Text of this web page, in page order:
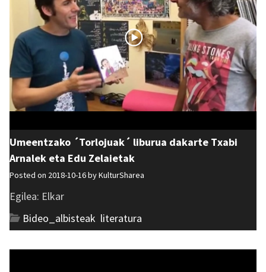
Umeentzako ´Torlojuak´ liburua dakarte Txabi
Arnalek eta Edu Zelaietak
Posted on 2018-10-16 byKulturSharea
Egilea: Elkar
Bideo_albisteak literatura